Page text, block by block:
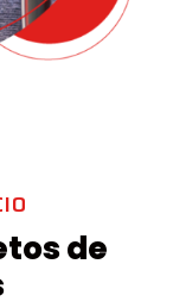
de